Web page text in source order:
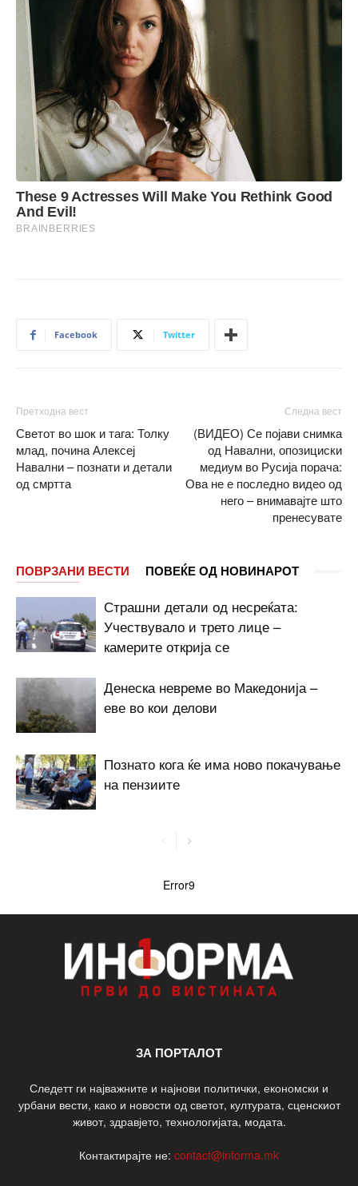
Facebook Twitter
Претходна вест
Светот во шок и тага: Толку
млад, почина Алексеј
Навални – познати и детали
од смртта
Следна вест
(ВИДЕО) Се појави снимка
од Навални, опозициски
медиум во Русија порача:
Ова не е последно видео од
него – внимавајте што
пренесувате
ПОВРЗАНИ ВЕСТИ ПОВЕЌЕ ОД НОВИНАРОТ
Страшни детали од несреќата:
Учествувало и трето лице –
камерите открија се
Денеска невреме во Македонија –
еве во кои делови
Познато кога ќе има ново покачување
на пензиите
Error9
ЗА ПОРТАЛОТ
Следетт ги најважните и најнови политички, економски и
урбани вести, како и новости од светот, културата, сценскиот
живот, здравјето, технологијата, модата.
Контактирајте не: contact@informa.mk